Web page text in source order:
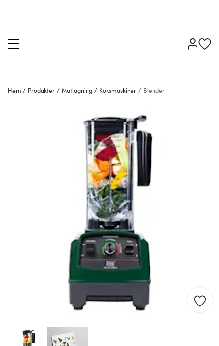
Hem / Produkter / Matlagning / Köksmaskiner / Blender